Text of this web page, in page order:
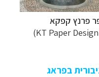
פרנץ קפקא
KT Paper
)
בפראג